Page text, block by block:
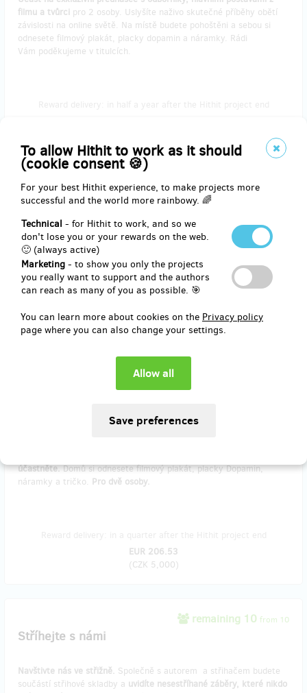
To allow Hithit to work as it should
(cookie consent 🍪)
For your best Hithit experience, to make projects more
successful and the world more rainbowy. 🌈
Technical - for Hithit to work, and so we
don't lose you or your rewards on the web.
🙂 (always active)
Marketing - to show you only the projects
you really want to support and the authors
can reach as many of you as possible. 🎯
You can learn more about cookies on the Privacy policy
page where you can also change your settings.
filmu a tvůrci pro 2 osoby. Uslyšíte naživo skutečné příběhy obětí
závislosti na online světě. Na místě budete pohoštěni a sebou si
odnesete filmový plakát, placky dopamin a náramky. Rádi
Vám poděkujeme v titulcích.
remaining 15
Slavnostní premiéra v Praze
Zažijte slavnostní premiéru filmu Dopamin v Praze společně s
rautem. Získáte vstupenky pro 2 osoby.
podepsaný filmový plakáty a trička.
Reward delivery: in half a year after the Hithit project end
EUR 123.92
Staňte se součástí natáčení
účastněte.Domů si odnesete filmový plakát, placky Dopamin,
náramky a tričko. Pro dvě osoby.
EUR 206.53
(CZK 5,000)
remaining 10 from 10
Stříhejte s námi
Navštivte nás ve střižně. Společně s autorem a střihačem budete
součástí střihové skladby a uvidíte nesestříhané záběry, které nikdo